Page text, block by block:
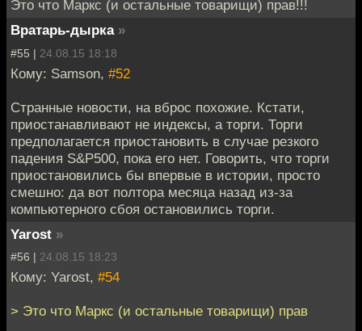
Это что Маркс (и остальные товарищи) прав!!!
Вратарь-дырка »
#55 | 24.08.15 18:18
Кому: Samson, #52
Странные новости, на вброс похожие. Кстати,
приостанавливают не индексы, а торги. Торги
предполагается приостановить в случае резкого
падения S&P500, пока его нет. Говорить, что торги
приостановились бы впервые в истории, просто
смешно: да вот полтора месяца назад из-за
компьютерного сбоя остановились торги.
Yarost »
#56 | 24.08.15 18:23
Кому: Yarost, #54
> Это что Маркс (и остальные товарищи) прав